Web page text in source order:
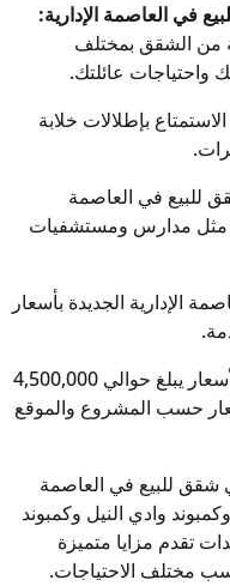
في العاصمة الإدارية:
من الشقق بمختلف
واحتياجات عائلتك.
بإطلالات خلابة
للبيع في العاصمة
مثل مدارس ومستشفيات
الإدارية الجديدة بأسعار
بالنسبة لأسعار الشقق، فإن متوسط الأسعار يبلغ حوالي 4,500,000
حسب المشروع والموقع
شقق للبيع في العاصمة
وادي النيل وكمبوند
تقدم مزايا متميزة
مختلف الاحتياجات.